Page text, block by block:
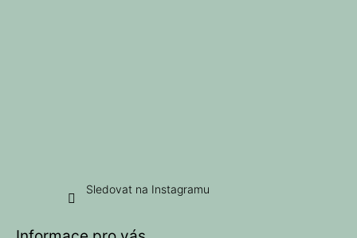
Sledovat na Instagramu